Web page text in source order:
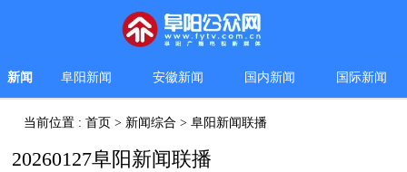
新闻 阜阳新闻 安徽新闻 国内新闻 国际新闻
当前位置 :首页 > 新闻综合 >阜阳新闻联播
20260127阜阳新闻联播